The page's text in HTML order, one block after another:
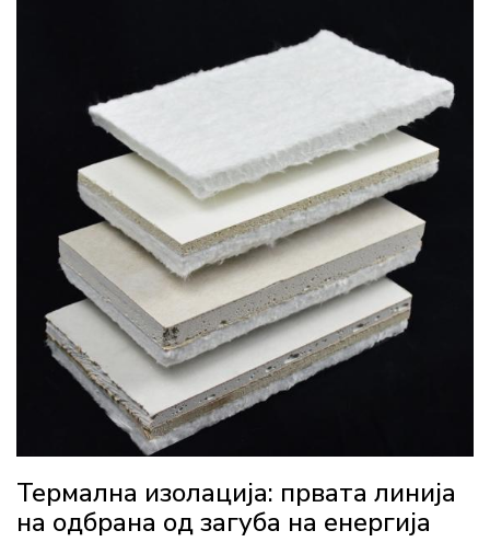
Термална изолација: првата линија
на одбрана од загуба на енергија